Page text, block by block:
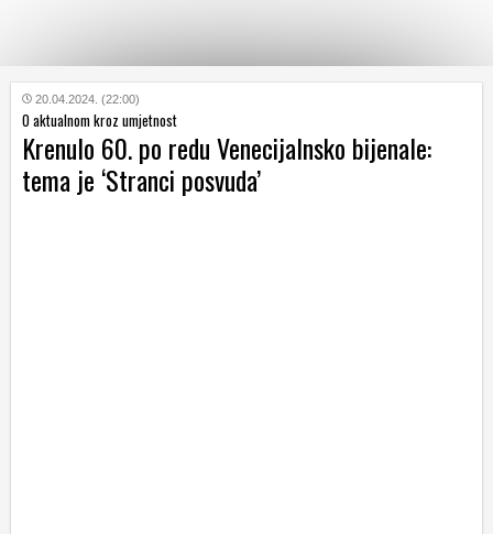
KATEGORIJE
HRVATSKI
WEB
20.04.2024. (22:00)
O aktualnom kroz umjetnost
Krenulo 60. po redu Venecijalnsko bijenale:
tema je ‘Stranci posvuda’